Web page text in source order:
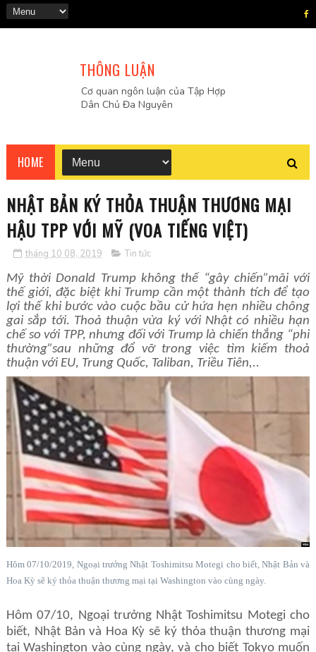
THÔNG LUẬN
Cơ quan ngôn luận của Tập Hợp
Dân Chủ Đa Nguyên
HOME
NHẬT BẢN KÝ THỎA THUẬN THƯƠNG MẠI
HẬU TPP VỚI MỸ (VOA TIẾNG VIỆT)
tháng 10 08, 2019 Tin tức
Mỹ thời Donald Trump không thể “gây chiến”mãi với
thế giới, đặc biệt khi Trump cần một thành tích để tạo
lợi thế khi bước vào cuộc bầu cử hứa hẹn nhiều chông
gai sắp tới. Thoả thuận vừa ký với Nhật có nhiều hạn
chế so với TPP, nhưng đối với Trump là chiến thắng “phi
thường”sau những đổ vỡ trong việc tìm kiếm thoả
thuận với EU, Trung Quốc, Taliban, Triều Tiên,..
Hôm 07/10/2019, Ngoại trưởng Nhật Toshimitsu Motegi cho biết, Nhật Bản và
Hoa Kỳ sẽ ký thỏa thuận thương mại tại Washington vào cùng ngày.
Hôm 07/10, Ngoại trưởng Nhật Toshimitsu Motegi cho
biết, Nhật Bản và Hoa Kỳ sẽ ký thỏa thuận thương mại
tại Washington vào cùng ngày, và cho biết Tokyo muốn